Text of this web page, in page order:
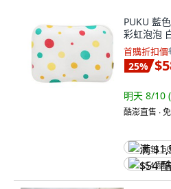
PUKU 藍
彩虹泡泡
首購折扣價
25%
明天 8/10
酷澎直售 ∙
满
$54 酷